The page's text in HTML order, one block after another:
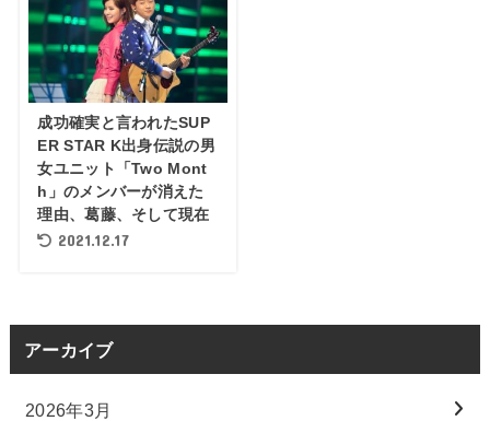
成功確実と言われたSUP
ER STAR K出身伝説の男
女ユニット「Two Mont
h」のメンバーが消えた
理由、葛藤、そして現在
2021.12.17
アーカイブ
2026年3月